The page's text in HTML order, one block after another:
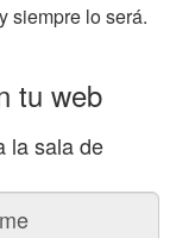
siempre lo será.
tu web
la sala de